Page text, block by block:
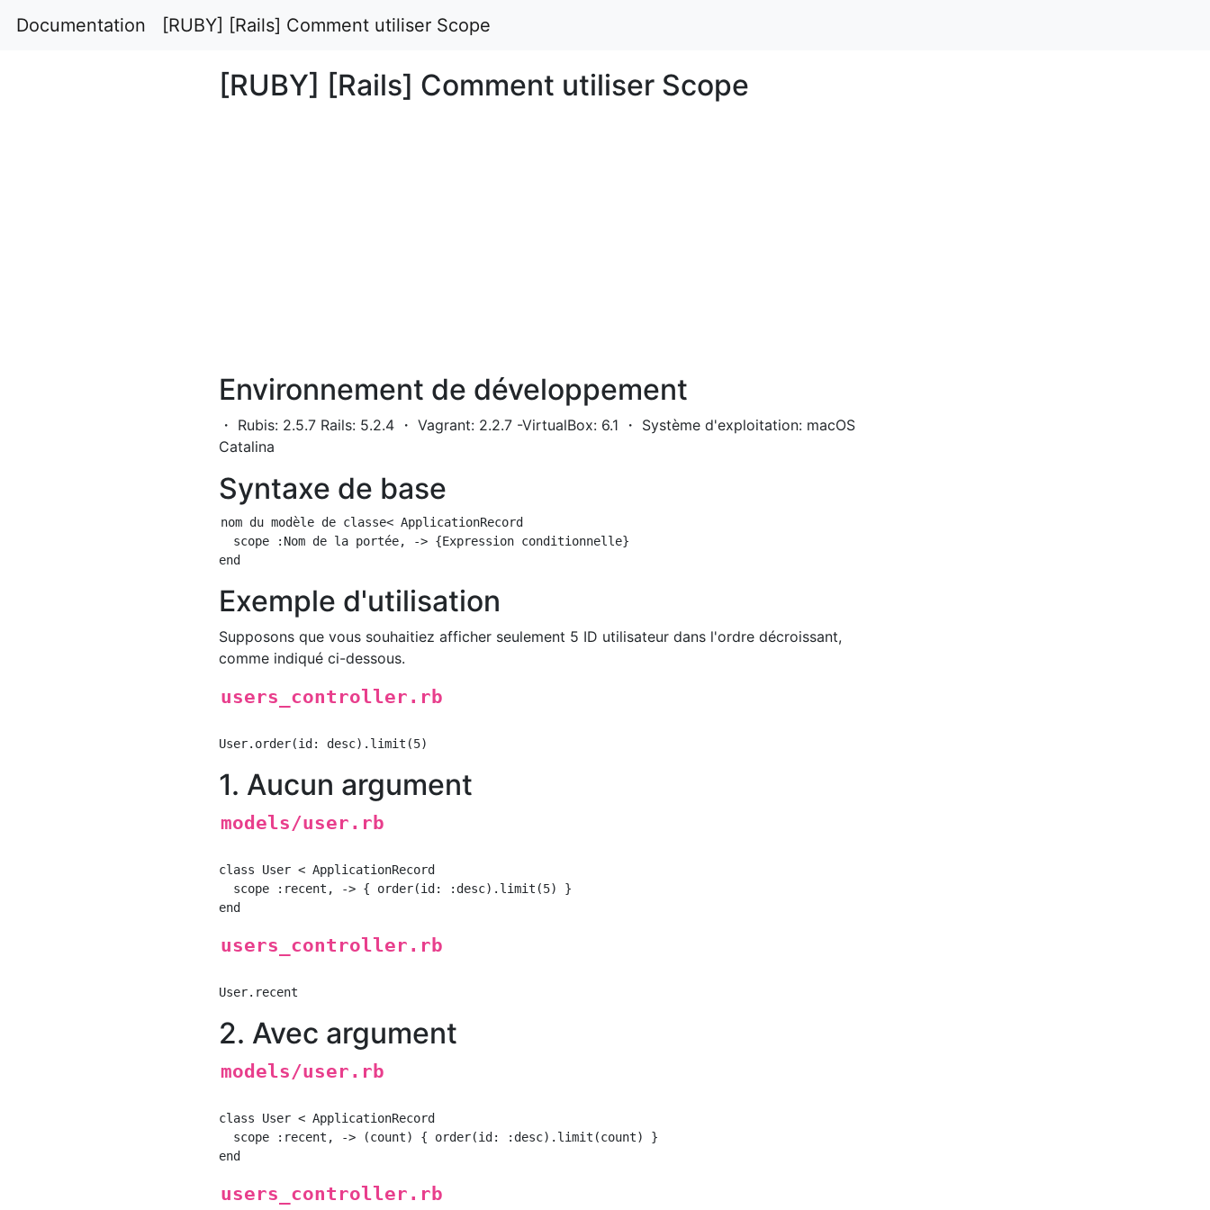
Documentation [RUBY] [Rails] Comment utiliser Scope
[RUBY] [Rails] Comment utiliser Scope
Environnement de développement
・ Rubis: 2.5.7 Rails: 5.2.4 ・ Vagrant: 2.2.7 -VirtualBox: 6.1 ・ Système d'exploitation: macOS
Catalina
Syntaxe de base
nom du modèle de classe< ApplicationRecord
  scope :Nom de la portée, -> {Expression conditionnelle}
Exemple d'utilisation
Supposons que vous souhaitiez afficher seulement 5 ID utilisateur dans l'ordre décroissant,
comme indiqué ci-dessous.
users_controller.rb
1. Aucun argument
models/user.rb
class User < ApplicationRecord
  scope :recent, -> { order(id: :desc).limit(5) }
users_controller.rb
2. Avec argument
models/user.rb
class User < ApplicationRecord
  scope :recent, -> (count) { order(id: :desc).limit(count) }
users_controller.rb